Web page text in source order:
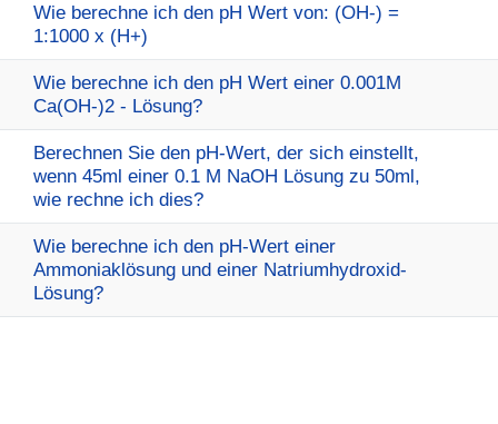
Wie berechne ich den pH Wert von: (OH-) =
1:1000 x (H+)
Wie berechne ich den pH Wert einer 0.001M
Ca(OH-)2 - Lösung?
Berechnen Sie den pH-Wert, der sich einstellt,
wenn 45ml einer 0.1 M NaOH Lösung zu 50ml,
wie rechne ich dies?
Wie berechne ich den pH-Wert einer
Ammoniaklösung und einer Natriumhydroxid-
Lösung?